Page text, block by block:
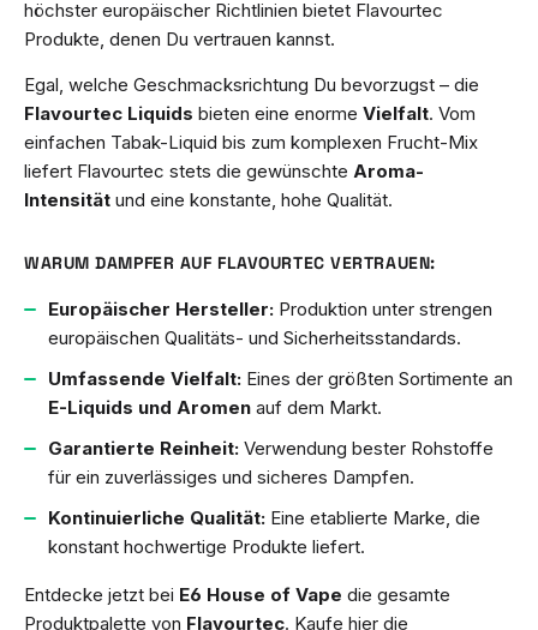
höchster europäischer Richtlinien bietet Flavourtec
Produkte, denen Du vertrauen kannst.
Egal, welche Geschmacksrichtung Du bevorzugst – die
Flavourtec Liquids bieten eine enorme Vielfalt. Vom
einfachen Tabak-Liquid bis zum komplexen Frucht-Mix
liefert Flavourtec stets die gewünschte Aroma-
Intensität und eine konstante, hohe Qualität.
WARUM DAMPFER AUF FLAVOURTEC VERTRAUEN:
Europäischer Hersteller: Produktion unter strengen
europäischen Qualitäts- und Sicherheitsstandards.
Umfassende Vielfalt: Eines der größten Sortimente an
E-Liquids und Aromen auf dem Markt.
Garantierte Reinheit: Verwendung bester Rohstoffe
für ein zuverlässiges und sicheres Dampfen.
Kontinuierliche Qualität: Eine etablierte Marke, die
konstant hochwertige Produkte liefert.
Entdecke jetzt bei E6 House of Vape die gesamte
Produktpalette von Flavourtec. Kaufe hier die